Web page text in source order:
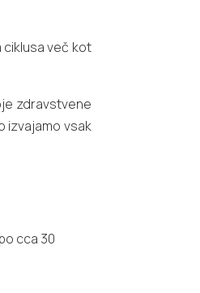
ciklusa več kot
zdravstvene
izvajamo vsak
cca 30